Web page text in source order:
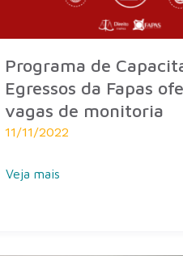
Programa de
Egressos da Fapas
vagas de monitoria
11/11/2022
Veja mais